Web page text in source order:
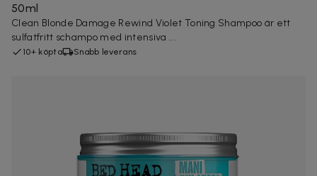
50ml
Clean Blonde Damage Rewind Violet Toning Shampoo är ett
sulfatfritt schampo med intensiva ...
10+ köpta Snabb leverans